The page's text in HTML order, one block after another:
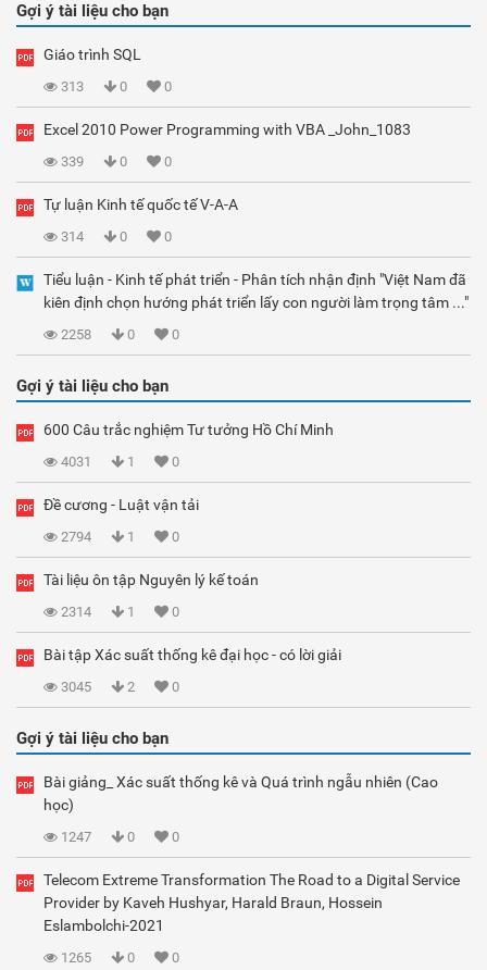
Gợi ý tài liệu cho bạn
Giáo trình SQL
313 0 0
Excel 2010 Power Programming with VBA _John_1083
339 0 0
Tự luận Kinh tế quốc tế V-A-A
314 0 0
Tiểu luận - Kinh tế phát triển - Phân tích nhận định "Việt Nam đã
kiên định chọn hướng phát triển lấy con người làm trọng tâm ..."
2258 0 0
Gợi ý tài liệu cho bạn
600 Câu trắc nghiệm Tư tưởng Hồ Chí Minh
4031 1 0
Đề cương - Luật vận tải
2794 1 0
Tài liệu ôn tập Nguyên lý kế toán
2314 1 0
Bài tập Xác suất thống kê đại học - có lời giải
3045 2 0
Gợi ý tài liệu cho bạn
Bài giảng_ Xác suất thống kê và Quá trình ngẫu nhiên (Cao
học)
1247 0 0
Telecom Extreme Transformation The Road to a Digital Service
Provider by Kaveh Hushyar, Harald Braun, Hossein
Eslambolchi-2021
1265 0 0